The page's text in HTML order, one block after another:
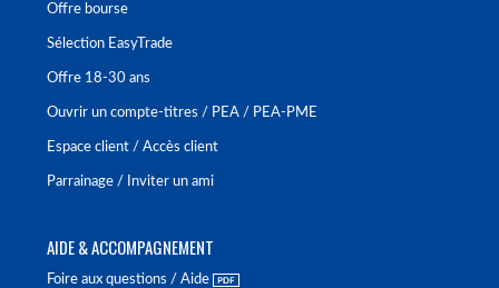
Offre bourse
Sélection EasyTrade
Offre 18-30 ans
Ouvrir un compte-titres / PEA / PEA-PME
Espace client / Accès client
Parrainage / Inviter un ami
AIDE & ACCOMPAGNEMENT
Foire aux questions / Aide